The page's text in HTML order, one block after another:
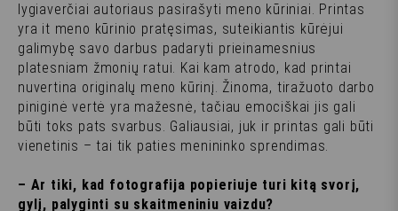
lygiaverčiai autoriaus pasirašyti meno kūriniai. Printas
yra it meno kūrinio pratęsimas, suteikiantis kūrėjui
galimybę savo darbus padaryti prieinamesnius
platesniam žmonių ratui. Kai kam atrodo, kad printai
nuvertina originalų meno kūrinį. Žinoma, tiražuoto darbo
piniginė vertė yra mažesnė, tačiau emociškai jis gali
būti toks pats svarbus. Galiausiai, juk ir printas gali būti
vienetinis – tai tik paties menininko sprendimas.
– Ar tiki, kad fotografija popieriuje turi kitą svorį,
gylį, palyginti su skaitmeniniu vaizdu?